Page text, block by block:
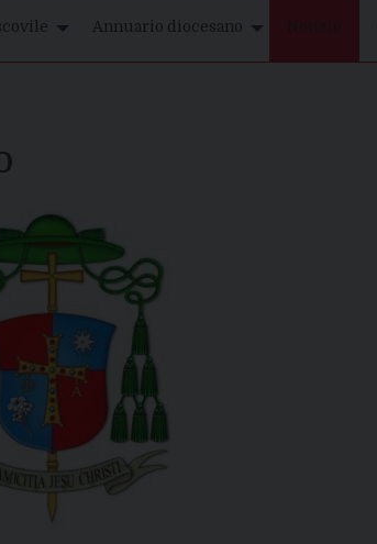
Annuario diocesano Notizie